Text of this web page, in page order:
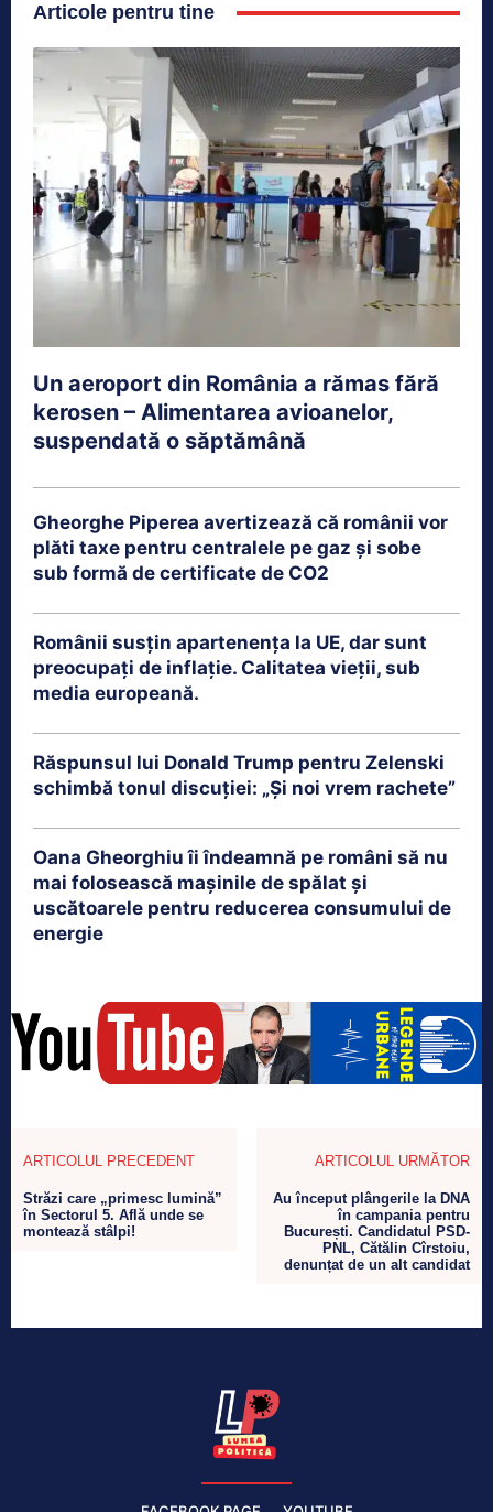
Articole pentru tine
Un aeroport din România a rămas fără
kerosen – Alimentarea avioanelor,
suspendată o săptămână
Gheorghe Piperea avertizează că românii vor
plăti taxe pentru centralele pe gaz și sobe
sub formă de certificate de CO2
Românii susțin apartenența la UE, dar sunt
preocupați de inflație. Calitatea vieții, sub
media europeană.
Răspunsul lui Donald Trump pentru Zelenski
schimbă tonul discuției: „Și noi vrem rachete”
Oana Gheorghiu îi îndeamnă pe români să nu
mai folosească mașinile de spălat și
uscătoarele pentru reducerea consumului de
energie
ARTICOLUL PRECEDENT
Străzi care „primesc lumină”
în Sectorul 5. Află unde se
montează stâlpi!
ARTICOLUL URMĂTOR
Au început plângerile la DNA
în campania pentru
București. Candidatul PSD-
PNL, Cătălin Cîrstoiu,
denunțat de un alt candidat